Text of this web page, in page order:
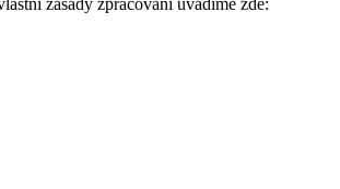
zásady zpracování uvádíme zde: